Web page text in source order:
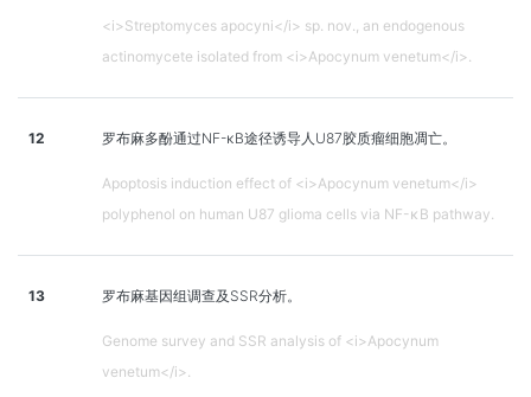
<i>Streptomyces apocyni</i> sp. nov., an endogenous
actinomycete isolated from <i>Apocynum venetum</i>.
12 罗布麻多酚通过NF-κB途径诱导人U87胶质瘤细胞凋亡。
Apoptosis induction effect of <i>Apocynum venetum</i>
polyphenol on human U87 glioma cells via NF-κB pathway.
13 罗布麻基因组调查及SSR分析。
Genome survey and SSR analysis of <i>Apocynum
venetum</i>.